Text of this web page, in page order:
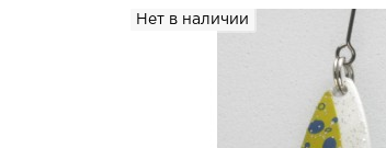
Нет в наличии